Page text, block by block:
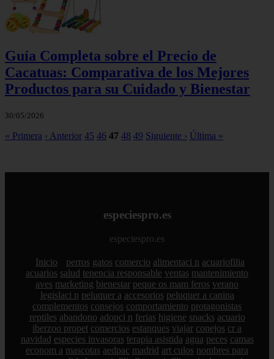
Guía Completa sobre el Precio de
Cacatuas: Comparativa de los Mejores
Productos para su Cuidado y Bienestar
30/05/2026
« Primera ‹ Anterior 45 46 47 48 49 Siguiente › Última »
especiespro.es
especiespro.es
Inicio perros gatos comercio alimentaci n acuariofilia
acuarios salud tenencia responsable ventas mantenimiento
aves marketing bienestar peque os mam feros verano
legislaci n peluquer a accesorios peluquer a canina
complementos consejos comportamiento protagonistas
reptiles abandono adopci n ferias higiene snacks acuario
iberzoo propet comercios estanques viajar conejos cr a
navidad especies invasoras terapia asistida agua peces camas
econom a mascotas aedpac madrid art culos nombres para